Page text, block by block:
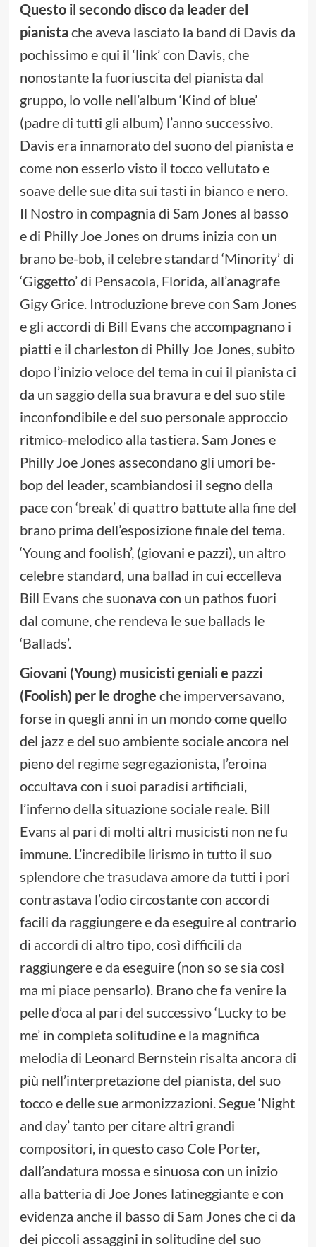
Questo il secondo disco da leader del
pianistache aveva lasciato la band di Davis da
pochissimo e qui il ‘link’ con Davis, che
nonostante la fuoriuscita del pianista dal
gruppo, lo volle nell’album ‘Kind of blue’
(padre di tutti gli album) l’anno successivo.
Davis era innamorato del suono del pianista e
come non esserlo visto il tocco vellutato e
soave delle sue dita sui tasti in bianco e nero.
Il Nostro in compagnia di Sam Jones al basso
e di Philly Joe Jones on drums inizia con un
brano be-bob, il celebre standard ‘Minority’ di
‘Giggetto’ di Pensacola, Florida, all’anagrafe
Gigy Grice. Introduzione breve con Sam Jones
e gli accordi di Bill Evans che accompagnano i
piatti e il charleston di Philly Joe Jones, subito
dopo l’inizio veloce del tema in cui il pianista ci
da un saggio della sua bravura e del suo stile
inconfondibile e del suo personale approccio
ritmico-melodico alla tastiera. Sam Jones e
Philly Joe Jones assecondano gli umori be-
bop del leader, scambiandosi il segno della
pace con ‘break’ di quattro battute alla fine del
brano prima dell’esposizione finale del tema.
‘Young and foolish’, (giovani e pazzi), un altro
celebre standard, una ballad in cui eccelleva
Bill Evans che suonava con un pathos fuori
dal comune, che rendeva le sue ballads le
‘Ballads’.
Giovani (Young) musicisti geniali e pazzi
(Foolish) per le droghe che imperversavano,
forse in quegli anni in un mondo come quello
del jazz e del suo ambiente sociale ancora nel
pieno del regime segregazionista, l’eroina
occultava con i suoi paradisi artificiali,
l’inferno della situazione sociale reale. Bill
Evans al pari di molti altri musicisti non ne fu
immune. L’incredibile lirismo in tutto il suo
splendore che trasudava amore da tutti i pori
contrastava l’odio circostante con accordi
facili da raggiungere e da eseguire al contrario
di accordi di altro tipo, così difficili da
raggiungere e da eseguire (non so se sia così
ma mi piace pensarlo). Brano che fa venire la
pelle d’oca al pari del successivo ‘Lucky to be
me’ in completa solitudine e la magnifica
melodia di Leonard Bernstein risalta ancora di
più nell’interpretazione del pianista, del suo
tocco e delle sue armonizzazioni. Segue ‘Night
and day’ tanto per citare altri grandi
compositori, in questo caso Cole Porter,
dall’andatura mossa e sinuosa con un inizio
alla batteria di Joe Jones latineggiante e con
evidenza anche il basso di Sam Jones che ci da
dei piccoli assaggini in solitudine del suo